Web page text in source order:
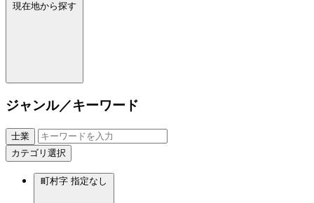
現在地から探す
ジャンル／キーワード
士業
カテゴリ選択
町村字 指定なし